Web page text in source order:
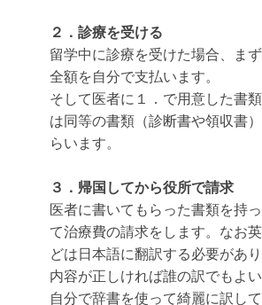
２．診療を受ける
留学中に診療を受けた場合、ま
全額を自分で支払います。
そして医者に１．で用意した書
は同等の書類（診断書や領収書
らいます。
３．帰国してから役所で請求
医者に書いてもらった書類を持
て治療費の請求をします。なお
どは日本語に翻訳する必要があ
内容が正しければ誰の訳でもよい
自分で辞書を使って綺麗に訳し